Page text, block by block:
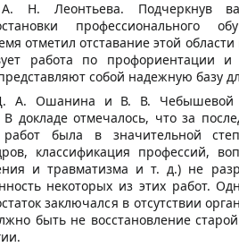
Н. Леонтьева. Подчеркнув
отметил отставание этой
работа по профориентации
собой надежную базу
А. Ошанина и В. В. Чебышевой
докладе отмечалось, что за
была в значительной
классификация профессий,
и травматизма и т. д.) не
некоторых из этих работ.
заключался в отсутствии
быть не восстановление